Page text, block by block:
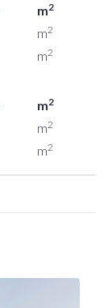
m2
m2
m2
m2
m2
m2